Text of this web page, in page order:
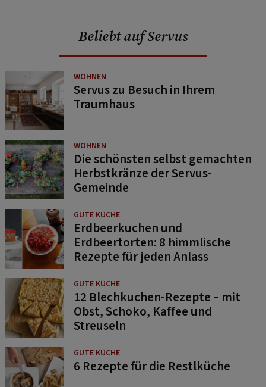
Beliebt auf Servus
WOHNEN
Servus zu Besuch in Ihrem
Traumhaus
WOHNEN
Die schönsten selbst gemachten
Herbstkränze der Servus-
Gemeinde
GUTE KÜCHE
Erdbeerkuchen und
Erdbeertorten: 8 himmlische
Rezepte für jeden Anlass
GUTE KÜCHE
12 Blechkuchen-Rezepte – mit
Obst, Schoko, Kaffee und
Streuseln
GUTE KÜCHE
6 Rezepte für die Restlküche